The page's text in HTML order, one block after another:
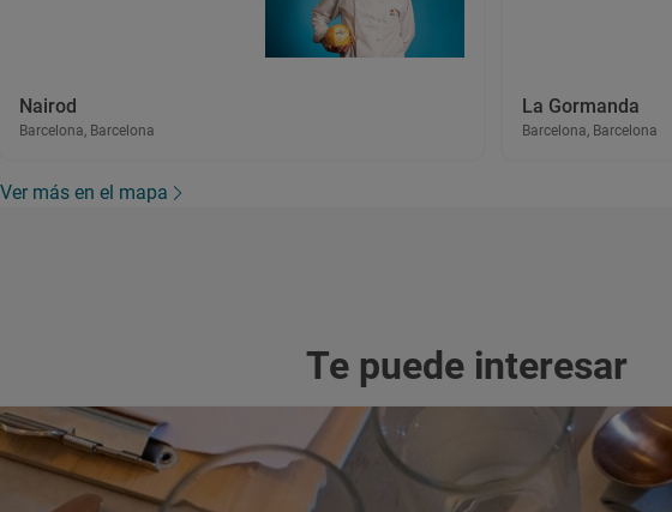
Nairod
Barcelona, Barcelona
La Gormanda
Barcelona, Barcelona
Ver más en el mapa
Te puede interesar